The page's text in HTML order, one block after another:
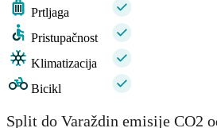
Prtljaga
Pristupačnost
Klimatizacija
Bicikl
Split do Varaždin emisije CO2